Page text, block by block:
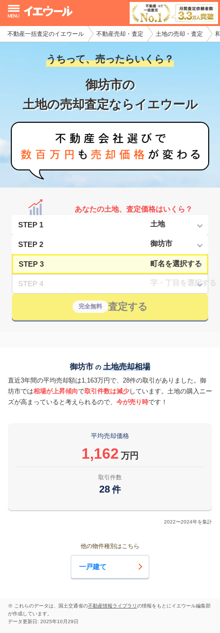
不動産一括査定のイエウール 不動産売却・査定 土地の売却・査定
うちって、売ったらいくら？
御坊市の
土地の売却査定ならイエウール
あなたの土地、査定価格はいくら？
STEP 1
STEP 2
STEP 3
STEP 4
完全無料 査定する
御坊市 の 土地売却相場
直近3年間の平均売却額は1,163万円で、28件の取引がありました。御
坊市では相場が上昇傾向で取引件数は減少しています。土地の購入ニー
ズが高まっていると考えられるので、 今が売り時です！
平均売却価格
1,162 万円
取引件数
28 件
2022〜2024年を集計
他の物件種別はこちら
一戸建て
※ これらのデータは、国土交通省の不動産情報ライブラリの情報をもとにイエウール編集部
が作成しています。
データ更新日: 2025年10月29日
イエウール加盟希望の不動産会社様
初めての方へ
不動産の売却・一括査定
家査定シミュレーター
お問い合わせ